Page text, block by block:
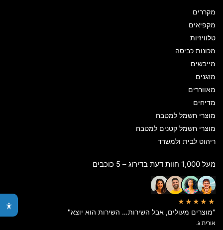
מקררים
מקפיאים
טלוויזיות
מכונות כביסה
מייבשים
מזגנים
מאווררים
מדיחים
מוצרי חשמל למטבח
מוצרי חשמל קטנים למטבח
ריהוט לבית ולמשרד
מעל 1,000 חוות דעת בדירוג – 5 כוכבים
★★★★★
"מוצרים מעולים, אבל השירות… השירות הוא יוצא"
אורית ג.